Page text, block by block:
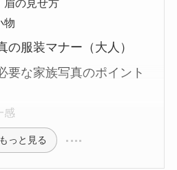
眉の見せ方
物
の服装マナー（大人）
要な家族写真のポイント
感
もっと見る